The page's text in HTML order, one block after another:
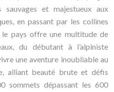
sauvages et majestueux aux
en passant par les collines
le pays offre une multitude de
du débutant à l’alpiniste
une aventure inoubliable au
alliant beauté brute et défis
sommets dépassant les 600